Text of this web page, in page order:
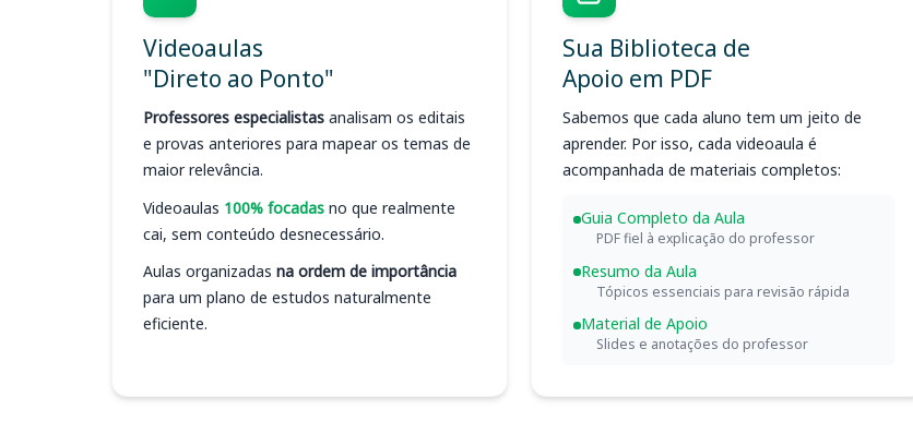
Videoaulas
"Direto ao Ponto"
Professores especialistas analisam os editais
e provas anteriores para mapear os temas de
maior relevância.
Videoaulas 100% focadas no que realmente
cai, sem conteúdo desnecessário.
Aulas organizadas na ordem de importância
para um plano de estudos naturalmente
eficiente.
Sua Biblioteca de
Apoio em PDF
Sabemos que cada aluno tem um jeito de
aprender. Por isso, cada videoaula é
acompanhada de materiais completos:
Guia Completo da Aula
PDF fiel à explicação do professor
Resumo da Aula
Tópicos essenciais para revisão rápida
Material de Apoio
Slides e anotações do professor